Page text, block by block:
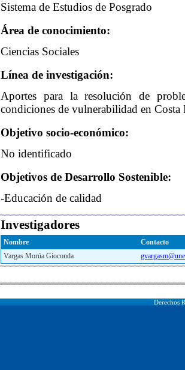
Sistema de Estudios de Posgrado
Área de conocimiento:
Ciencias Sociales
Línea de investigación:
Aportes para la resolución de
condiciones de vulnerabilidad en Costa
Objetivo socio-económico:
No identificado
Objetivos de Desarrollo Sostenible:
-Educación de calidad
Investigadores
Nombre
Contacto
Vargas Morúa Gioconda
Derechos